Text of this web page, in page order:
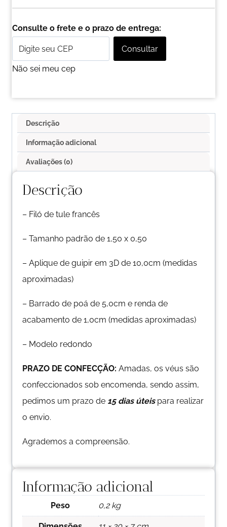
Consulte o frete e o prazo de entrega:
Consultar
Não sei meu cep
Descrição
Informação adicional
Avaliações (0)
Descrição
– Filó de tule francês
– Tamanho padrão de 1,50 x 0,50
– Aplique de guipir em 3D de 10,0cm (medidas
aproximadas)
– Barrado de poá de 5,0cm e renda de
acabamento de 1,0cm (medidas aproximadas)
– Modelo redondo
PRAZO DE CONFECÇÃO: Amadas, os véus são
confeccionados sob encomenda, sendo assim,
pedimos um prazo de 15 dias úteispara realizar
o envio.
Agrademos a compreensão.
Informação adicional
Peso 0,2 kg